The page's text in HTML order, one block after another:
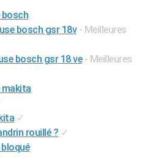
bosch
bosch gsr 18v - Meilleures
bosch gsr 18 ve - Meilleures
makita
✓
rouillé ? ✓